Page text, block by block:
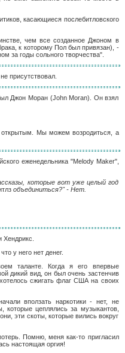
касающиеся послебитловского
чем все созданное Джоном в
к которому Пол был привязан), -
за годы сольного творчества".
присутствовал.
Джон Моран (John Moran). Он взял
открытым. Мы можем возродиться, а
еженедельника "Melody Maker",
которые вот уже целый год
объединиться?" - Нет.
у него нет денег.
таланте. Когда я его впервые
дикий вид, он был очень застенчив
сжигать флаг США на своих
вползать наркотики - нет, не
цеплялись за музыкантов,
эти скоты, которые вились вокруг
Помню, меня как-то пригласил
настоящая оргия!